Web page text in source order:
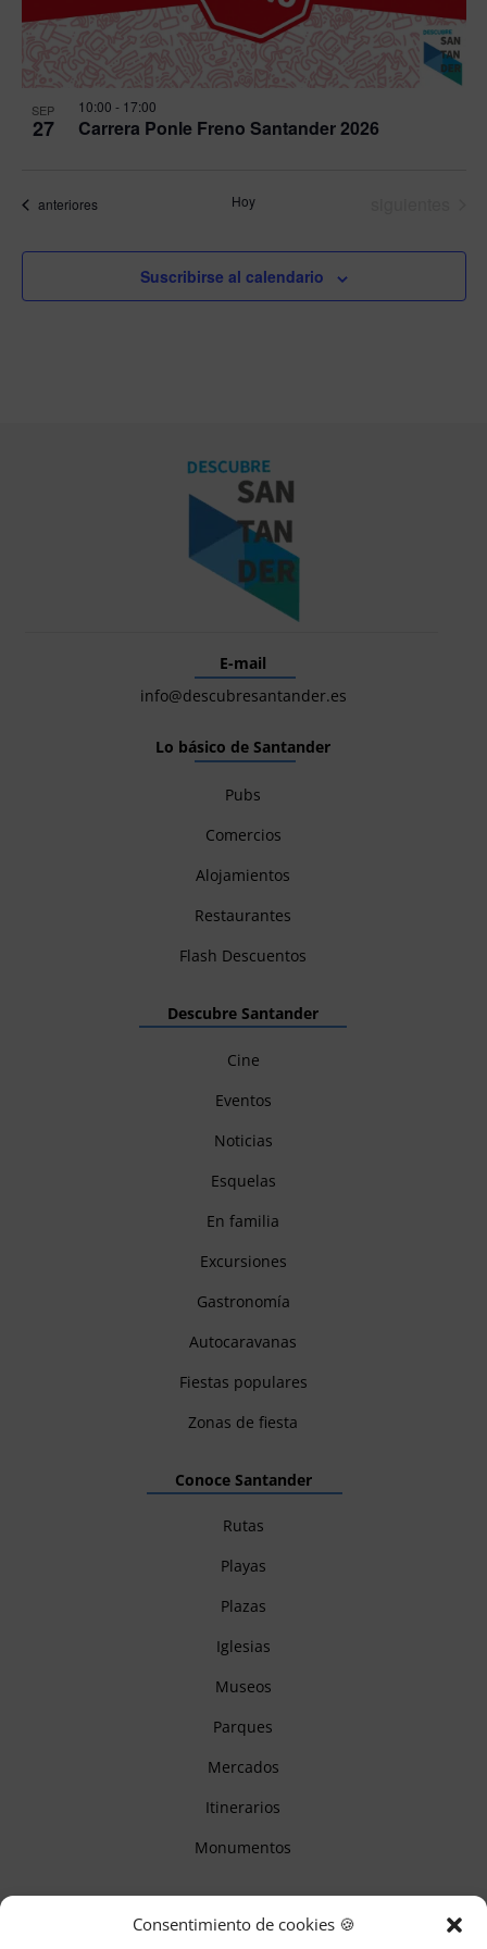
Consentimiento de cookies 🍪
View
SEP
27 Carrera Ponle Freno Santander 2026
10:00 - 17:00
Eventos
anteriores Hoy
Suscribirse al calendario
E-mail
info@descubresantander.es
Lo básico de Santander
Pubs
Comercios
Alojamientos
Restaurantes
Flash Descuentos
Descubre Santander
Cine
Eventos
Noticias
Esquelas
En familia
Excursiones
Gastronomía
Autocaravanas
Fiestas populares
Zonas de fiesta
Conoce Santander
Rutas
Playas
Plazas
Iglesias
Museos
Parques
Mercados
Itinerarios
Monumentos
Descubre Cantabria